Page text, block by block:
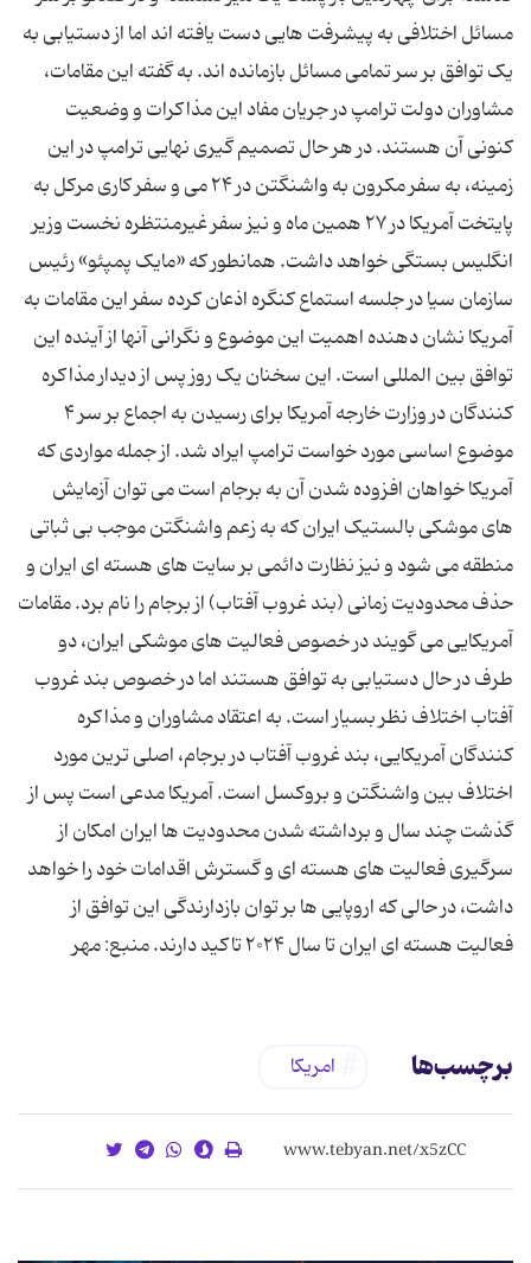
مسائل اختلافی به پیشرفت هایی دست یافته اند اما از دستیابی به
یک توافق بر سر تمامی مسائل بازمانده اند. به گفته این مقامات،
مشاوران دولت ترامپ در جریان مفاد این مذاکرات و وضعیت
کنونی آن هستند. در هر حال تصمیم گیری نهایی ترامپ در این
زمینه، به سفر مکرون به واشنگتن در ۲۴ می و سفر کاری مرکل به
پایتخت آمریکا در ۲۷ همین ماه و نیز سفر غیرمنتظره نخست وزیر
انگلیس بستگی خواهد داشت. همانطور که «مایک پمپئو» رئیس
سازمان سیا در جلسه استماع کنگره اذعان کرده سفر این مقامات به
آمریکا نشان دهنده اهمیت این موضوع و نگرانی آنها از آینده این
توافق بین المللی است. این سخنان یک روز پس از دیدار مذاکره
کنندگان در وزارت خارجه آمریکا برای رسیدن به اجماع بر سر ۴
موضوع اساسی مورد خواست ترامپ ایراد شد. از جمله مواردی که
آمریکا خواهان افزوده شدن آن به برجام است می توان آزمایش
های موشکی بالستیک ایران که به زعم واشنگتن موجب بی ثباتی
منطقه می شود و نیز نظارت دائمی بر سایت های هسته ای ایران و
حذف محدودیت زمانی (بند غروب آفتاب) از برجام را نام برد. مقامات
آمریکایی می گویند در خصوص فعالیت های موشکی ایران، دو
طرف در حال دستیابی به توافق هستند اما در خصوص بند غروب
آفتاب اختلاف نظر بسیار است. به اعتقاد مشاوران و مذاکره
کنندگان آمریکایی، بند غروب آفتاب در برجام، اصلی ترین مورد
اختلاف بین واشنگتن و بروکسل است. آمریکا مدعی است پس از
گذشت چند سال و برداشته شدن محدودیت ها ایران امکان از
سرگیری فعالیت های هسته ای و گسترش اقدامات خود را خواهد
داشت، در حالی که اروپایی ها بر توان بازدارندگی این توافق از
فعالیت هسته ای ایران تا سال ۲۰۲۴ تاکید دارند. منبع: مهر
برچسب‌ها امریکا